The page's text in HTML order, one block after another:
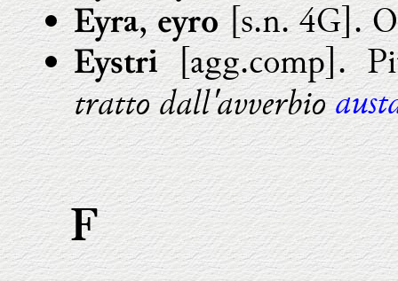
Eyra,eyro[s.n. 4G].
Eystri[agg.comp].
tratto dall'avverbio
F